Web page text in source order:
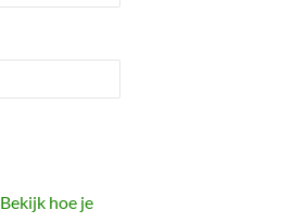
Bekijk hoe je